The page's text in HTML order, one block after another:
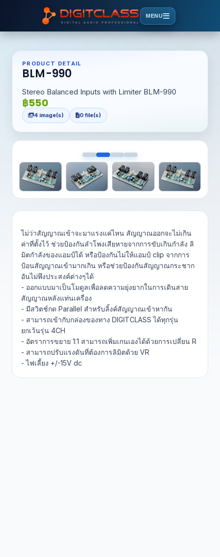
MENU
PRODUCT DETAIL
BLM-990
Stereo Balanced Inputs with Limiter BLM-990
฿550
4 image(s) 0 file(s)
ไม่ว่าสัญญาณเข้าจะมาแรงแค่ไหน สัญญาณออกจะไม่เกิน
ค่าที่ตั้งไว้ ช่วยป้องกันลำโพงเสียหายจากการขับเกินกำลัง ลิ
มิตกำลังของแอมป์ได้ หรือป้องกันไม่ให้แอมป์ clip จากการ
ป้อนสัญญาณเข้ามากเกิน หรือช่วยป้องกันสัญญาณกระชาก
อันไม่พึงประสงค์ต่างๆได้
- ออกแบบมาเป็นโมดูลเพื่อลดความยุ่งยากในการเดินสาย
สัญญาณหลังแท่นเครื่อง
- มีสวิตช์กด Parallel สำหรับลิ้งค์สัญญาณเข้าหากัน
- สามารถเข้ากับกล่องของทาง DIGITCLASS ได้ทุกรุ่น
ยกเว้นรุ่น 4CH
- อัตราการขยาย 1:1 สามารถเพิ่มเกนเองได้ด้วยการเปลี่ยน R
- สามารถปรับแรงดันที่ต้องการลิมิตด้วย VR
- ไฟเลี้ยง +/-15V dc